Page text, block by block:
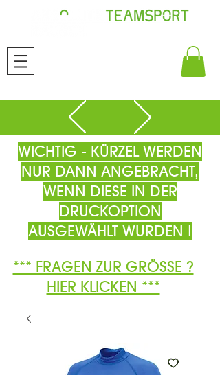
WICHTIG - KÜRZEL WERDEN
NUR DANN ANGEBRACHT,
WENN DIESE IN DER
DRUCKOPTION
AUSGEWÄHLT WURDEN !
*** FRAGEN ZUR GRÖSSE ?
HIER KLICKEN ***